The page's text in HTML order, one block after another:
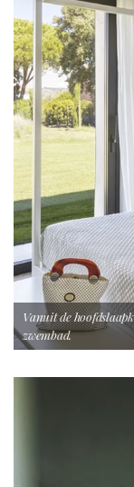
Vanuit de
zwembad.